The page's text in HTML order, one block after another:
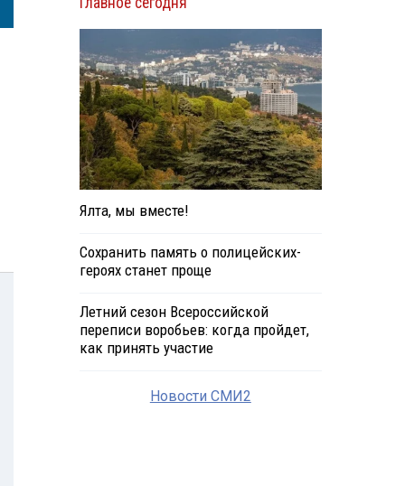
Ялта, мы вместе!
Сохранить память о полицейских-
героях станет проще
Летний сезон Всероссийской
переписи воробьев: когда пройдет,
как принять участие
Новости СМИ2